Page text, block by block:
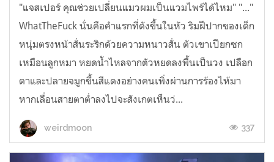
"แจสเปอร์ คุณช่วยเปลี่ยนแมวผมเป็นแวมไพร์ได้ไหม" "..."
WhatTheFuck นั่นคือคำแรกที่ดังขึ้นในหัว ริมฝีปากของเด็ก
หนุ่มตรงหน้าสั่นระริกด้วยความหนาวสั่น ตัวเขาเปียกซก
เหมือนลูกหมา หยดน้ำไหลจากตัวหยดลงพื้นเป็นวง เปลือก
ตาและปลายจมูกขึ้นสีแดงอย่างคนเพิ่งผ่านการร้องไห้มา
หากเลื่อนสายตาต่ำลงไปจะสังเกตเห็นว่...
weirdmoon 337